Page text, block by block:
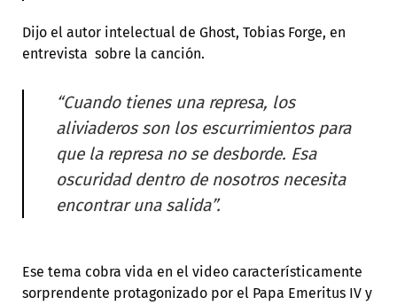
Dijo el autor intelectual de Ghost, Tobias Forge, en
entrevista sobre la canción.
“Cuando tienes una represa, los
aliviaderos son los escurrimientos para
que la represa no se desborde. Esa
oscuridad dentro de nosotros necesita
encontrar una salida”.
Ese tema cobra vida en el video característicamente
sorprendente protagonizado por el Papa Emeritus IV y